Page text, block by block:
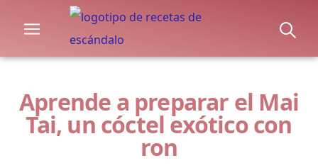
Aprende a preparar el Mai
Tai, un cóctel exótico con
ron